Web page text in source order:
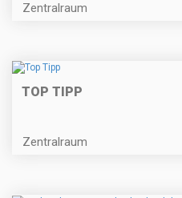
Zentralraum
TOP TIPP
Zentralraum